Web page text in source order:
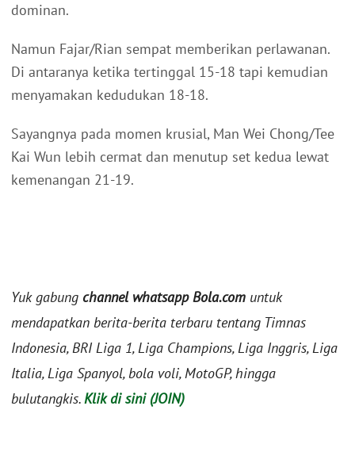
dominan.
Namun Fajar/Rian sempat memberikan perlawanan.
Di antaranya ketika tertinggal 15-18 tapi kemudian
menyamakan kedudukan 18-18.
Sayangnya pada momen krusial, Man Wei Chong/Tee
Kai Wun lebih cermat dan menutup set kedua lewat
kemenangan 21-19.
Yuk gabung channel whatsapp Bola.com untuk
mendapatkan berita-berita terbaru tentang Timnas
Indonesia, BRI Liga 1, Liga Champions, Liga Inggris, Liga
Italia, Liga Spanyol, bola voli, MotoGP, hingga
bulutangkis.Klik di sini (JOIN)